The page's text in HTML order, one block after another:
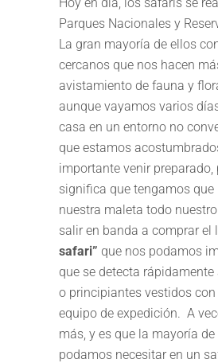
Parques Nacionales y
La gran mayoría de ellos
cercanos que nos hacen
avistamiento de fauna y
aunque vayamos varios
casa en un entorno no
que estamos
importante venir preparado,
significa que tengamos que
nuestra maleta todo
salir en banda a comprar el
safari” que nos podamos
que se detecta
o principiantes vestidos con
equipo de expedición. A
más, y es que la mayoría
podamos necesitar en un